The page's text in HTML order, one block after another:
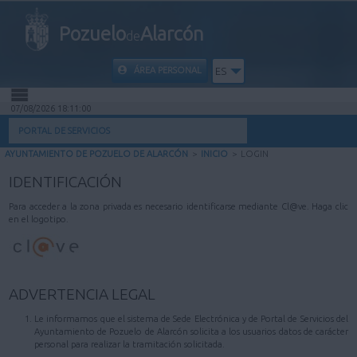
PozuelodeAlarcón
ÁREA PERSONAL ES
INICIO
MI CARPETA
INFORMACIÓN MUNICIPAL
AYUDA
07/08/2026 18:11:00
PORTAL DE SERVICIOS
AYUNTAMIENTO DE POZUELO DE ALARCÓN > INICIO > LOGIN
IDENTIFICACIÓN
Para acceder a la zona privada es necesario identificarse mediante Cl@ve. Haga clic
en el logotipo.
ADVERTENCIA LEGAL
Le informamos que el sistema de Sede Electrónica y de Portal de Servicios del
Ayuntamiento de Pozuelo de Alarcón solicita a los usuarios datos de carácter
personal para realizar la tramitación solicitada.